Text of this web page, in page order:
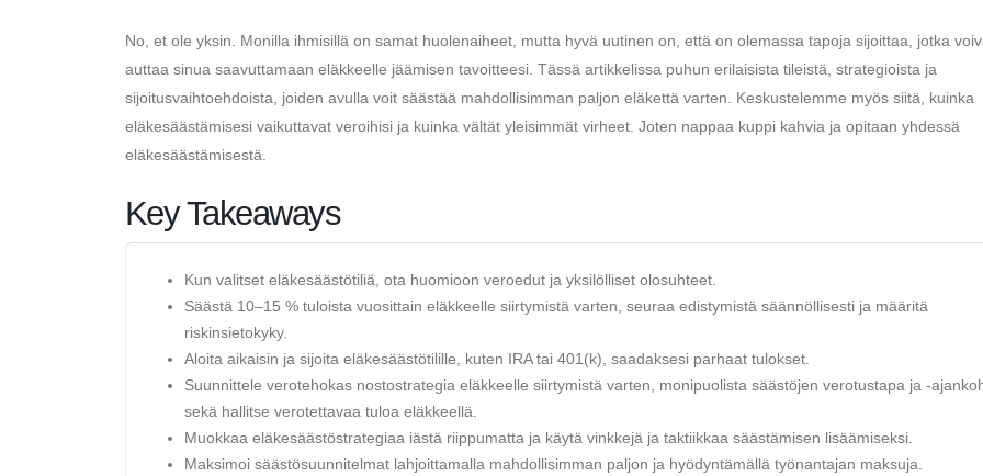
No, et ole yksin. Monilla ihmisillä on samat huolenaiheet, mutta hyvä uutinen on, että on olemassa tapoja sijoittaa, jotka
auttaa sinua saavuttamaan eläkkeelle jäämisen tavoitteesi. Tässä artikkelissa puhun erilaisista tileistä, strategioista ja
sijoitusvaihtoehdoista, joiden avulla voit säästää mahdollisimman paljon eläkettä varten. Keskustelemme myös siitä, kuinka
eläkesäästämisesi vaikuttavat veroihisi ja kuinka vältät yleisimmät virheet. Joten nappaa kuppi kahvia ja opitaan yhdessä
eläkesäästämisestä.
Key Takeaways
Kun valitset eläkesäästötiliä, ota huomioon veroedut ja yksilölliset olosuhteet.
Säästä 10–15 % tuloista vuosittain eläkkeelle siirtymistä varten, seuraa edistymistä säännöllisesti ja määritä
riskinsietokyky.
Aloita aikaisin ja sijoita eläkesäästötilille, kuten IRA tai 401(k), saadaksesi parhaat tulokset.
Suunnittele verotehokas nostostrategia eläkkeelle siirtymistä varten, monipuolista säästöjen verotustapa ja -
sekä hallitse verotettavaa tuloa eläkkeellä.
Muokkaa eläkesäästöstrategiaa iästä riippumatta ja käytä vinkkejä ja taktiikkaa säästämisen lisäämiseksi.
Maksimoi säästösuunnitelmat lahjoittamalla mahdollisimman paljon ja hyödyntämällä työnantajan maksuja.